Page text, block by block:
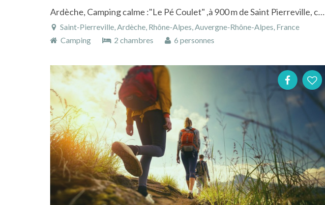
Ardèche, Camping calme :"Le Pé Coulet" ,à 900 m de Saint Pierreville, chataigneraie.
Saint-Pierreville, Ardèche, Rhône-Alpes, Auvergne-Rhône-Alpes, France
Camping
2 chambres 6 personnes